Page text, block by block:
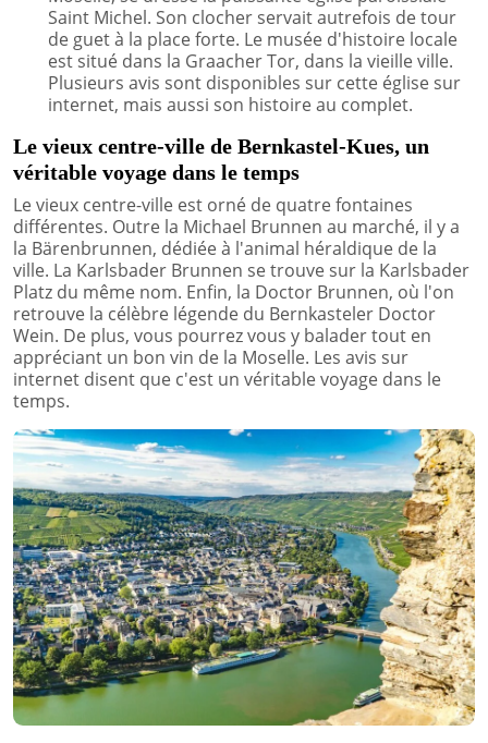
Saint Michel. Son clocher servait autrefois de tour
de guet à la place forte. Le musée d'histoire locale
est situé dans la Graacher Tor, dans la vieille ville.
Plusieurs avis sont disponibles sur cette église sur
internet, mais aussi son histoire au complet.
Le vieux centre-ville de Bernkastel-Kues, un
véritable voyage dans le temps
Le vieux centre-ville est orné de quatre fontaines
différentes. Outre la Michael Brunnen au marché, il y a
la Bärenbrunnen, dédiée à l'animal héraldique de la
ville. La Karlsbader Brunnen se trouve sur la Karlsbader
Platz du même nom. Enfin, la Doctor Brunnen, où l'on
retrouve la célèbre légende du Bernkasteler Doctor
Wein. De plus, vous pourrez vous y balader tout en
appréciant un bon vin de la Moselle. Les avis sur
internet disent que c'est un véritable voyage dans le
temps.